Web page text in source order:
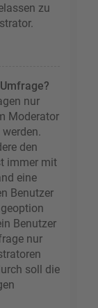
zu
nur
Moderator
den
immer mit
eine
Benutzer
Benutzer
nur
soll die